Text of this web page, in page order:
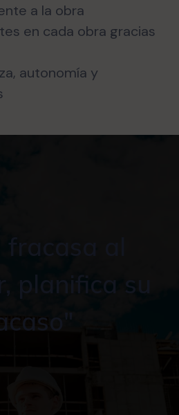
a la obra
en cada obra gracias
autonomía y
planifica su